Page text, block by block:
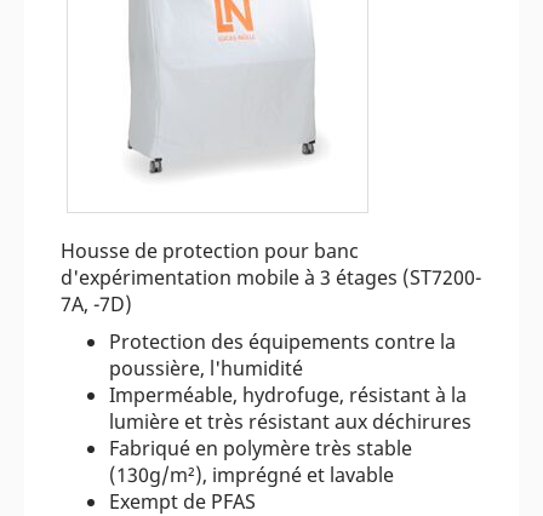
Housse de protection pour banc
d'expérimentation mobile à 3 étages (ST7200-
7A, -7D)
Protection des équipements contre la
poussière, l'humidité
Imperméable, hydrofuge, résistant à la
lumière et très résistant aux déchirures
Fabriqué en polymère très stable
(130g/m²), imprégné et lavable
Exempt de PFAS